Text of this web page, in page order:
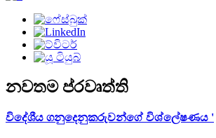
නවතම ප්රවෘත්ති
විදේශීය ගනුදෙනුකරුවන්ගේ විශ්ලේෂණය '